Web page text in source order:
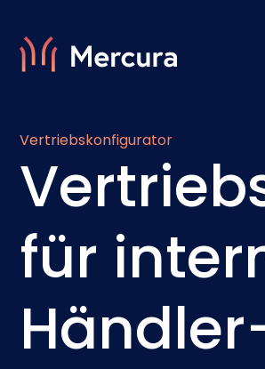
Visualisaties
Productmodellering
Vertriebskonfigurator
für